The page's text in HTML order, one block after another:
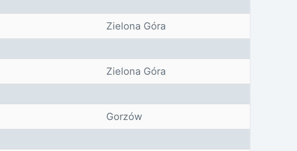
Zielona Góra
Zielona Góra
Gorzów